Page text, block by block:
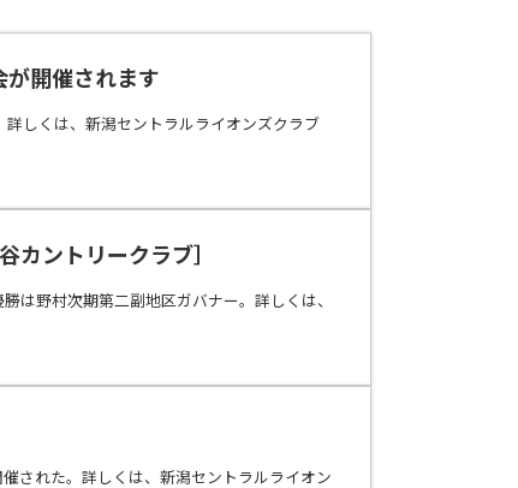
開催されます
しくは、新潟セントラルライオンズクラブ
ントリークラブ］
は野村次期第二副地区ガバナー。詳しくは、
された。詳しくは、新潟セントラルライオン